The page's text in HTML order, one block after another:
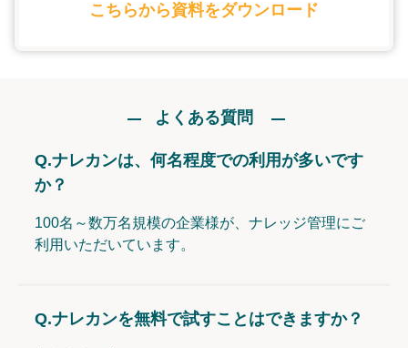
こちらから資料をダウンロード
よくある質問
Q.ナレカンは、何名程度での利用が多いです
か？
100名～数万名規模の企業様が、ナレッジ管理にご
利用いただいています。
Q.ナレカンを無料で試すことはできますか？